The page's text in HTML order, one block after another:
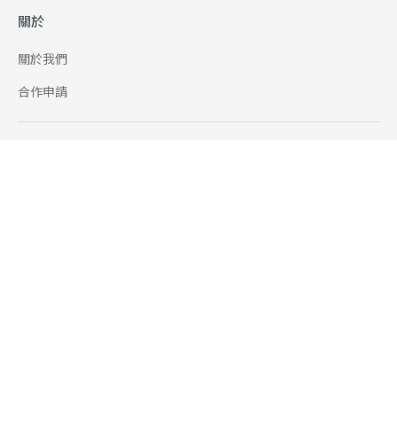
關於
關於我們
合作申請